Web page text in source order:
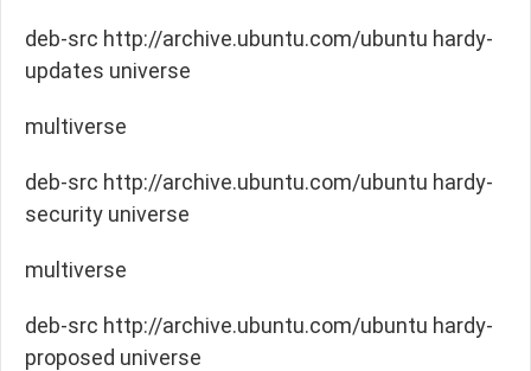
deb-src http://archive.ubuntu.com/ubuntu hardy-
updates universe
multiverse
deb-src http://archive.ubuntu.com/ubuntu hardy-
security universe
multiverse
deb-src http://archive.ubuntu.com/ubuntu hardy-
proposed universe